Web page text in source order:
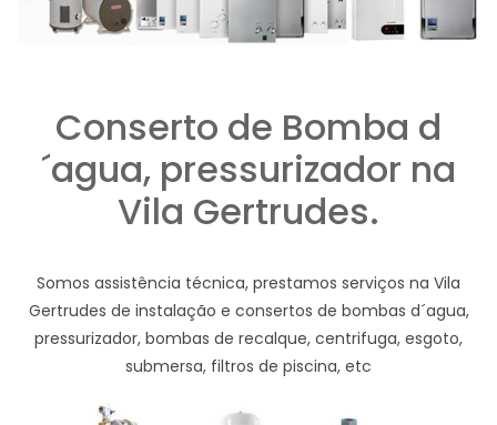
Conserto de Bomba d
´agua, pressurizador na
Vila Gertrudes.
Somos assistência técnica, prestamos serviços na Vila
Gertrudes de instalação e consertos de bombas d´agua,
pressurizador, bombas de recalque, centrifuga, esgoto,
submersa, filtros de piscina, etc